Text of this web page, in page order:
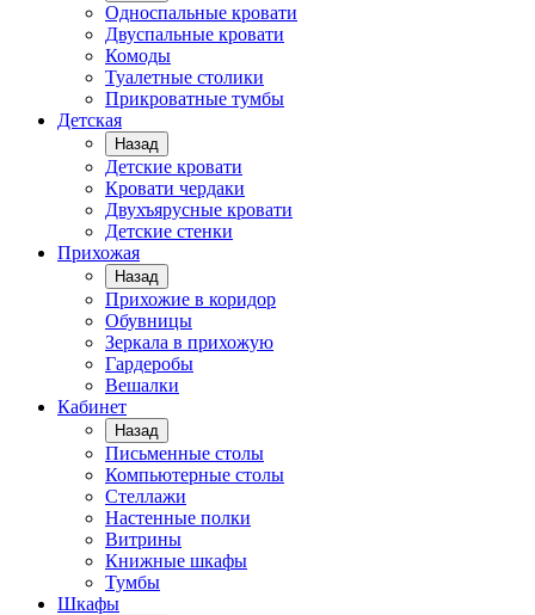
Односпальные кровати
Двуспальные кровати
Комоды
Туалетные столики
Прикроватные тумбы
Детская
Назад
Детские кровати
Кровати чердаки
Двухъярусные кровати
Детские стенки
Прихожая
Назад
Прихожие в коридор
Обувницы
Зеркала в прихожую
Гардеробы
Вешалки
Кабинет
Назад
Письменные столы
Компьютерные столы
Стеллажи
Настенные полки
Витрины
Книжные шкафы
Тумбы
Шкафы